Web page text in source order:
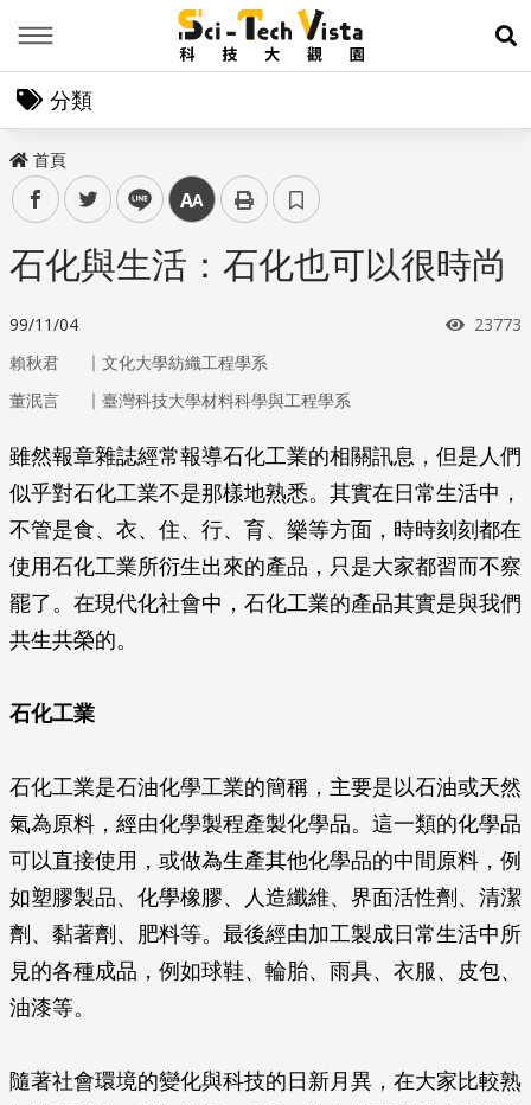
展
分類
首頁
facebooktwitter line 中
石化與生活：石化也可以很時尚
99/11/04 瀏覽次
23773
賴秋君 ｜ 文化大學紡織工程學系
董泯言
｜ 臺灣科技大學材料科學與工程學系
雖然報章雜誌經常報導石化工業的相關訊息，但是人們
似乎對石化工業不是那樣地熟悉。其實在日常生活中，
不管是食、衣、住、行、育、樂等方面，時時刻刻都在
使用石化工業所衍生出來的產品，只是大家都習而不察
罷了。在現代化社會中，石化工業的產品其實是與我們
共生共榮的。
石化工業
石化工業是石油化學工業的簡稱，主要是以石油或天然
氣為原料，經由化學製程產製化學品。這一類的化學品
可以直接使用，或做為生產其他化學品的中間原料，例
如塑膠製品、化學橡膠、人造纖維、界面活性劑、清潔
劑、黏著劑、肥料等。最後經由加工製成日常生活中所
見的各種成品，例如球鞋、輪胎、雨具、衣服、皮包、
油漆等。
隨著社會環境的變化與科技的日新月異，在大家比較熟